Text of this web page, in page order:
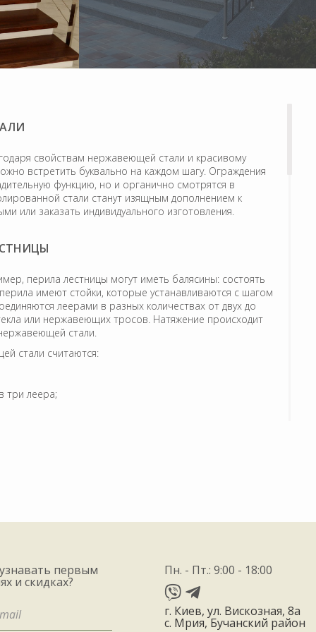
свойствам нержавеющей стали и красивому
встретить буквально на каждом шагу. Ограждения
функцию, но и органично смотрятся в
стали станут изящным дополнением к
или заказать индивидуального изготовления.
перила лестницы могут иметь балясины: состоять
имеют стойки, которые устанавливаются с шагом
леерами в разных количествах от двух до
или нержавеющих тросов. Натяжение происходит
стали.
стали считаются:
три леера;
сварочных работ в помещении с ремонтом. Этого
не даёт искр, окалин
, шлака.
воздействия в процессе монтажа.
полировочных кругов. Но всё это делается
первым
и скидках?
Пн. - Пт.: 9:00 - 18:00
г. Киев, ул. Вискозная, 8а
с. Мрия, Бучанский район